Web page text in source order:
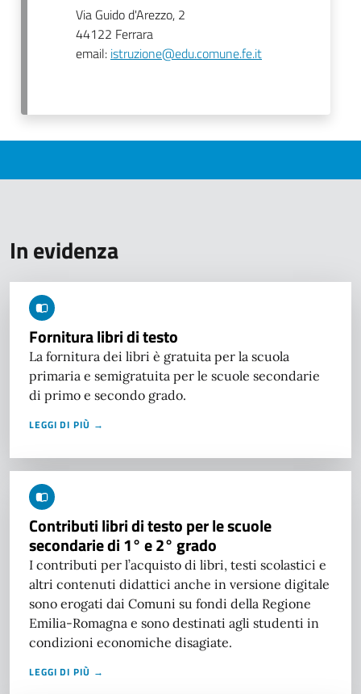
Via Guido d'Arezzo, 2
44122 Ferrara
email: istruzione@edu.comune.fe.it
In evidenza
Fornitura libri di testo
La fornitura dei libri è gratuita per la scuola
primaria e semigratuita per le scuole secondarie
di primo e secondo grado.
LEGGI DI PIÙ →
Contributi libri di testo per le scuole
secondarie di 1° e 2° grado
I contributi per l’acquisto di libri, testi scolastici e
altri contenuti didattici anche in versione digitale
sono erogati dai Comuni su fondi della Regione
Emilia-Romagna e sono destinati agli studenti in
condizioni economiche disagiate.
LEGGI DI PIÙ →